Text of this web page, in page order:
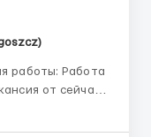
от сейчас!